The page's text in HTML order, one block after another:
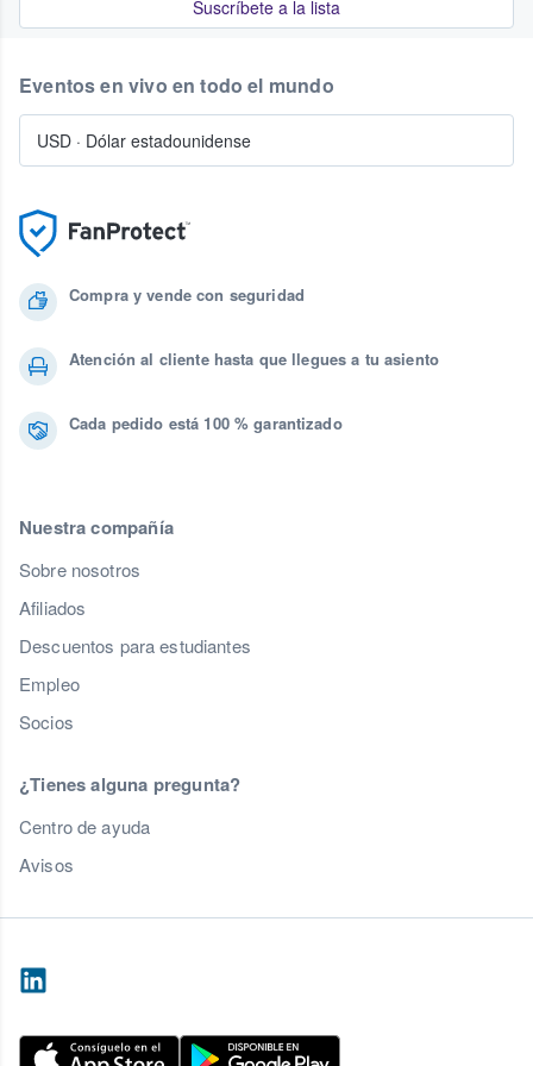
Suscríbete a la lista
Compra y vende con seguridad
Atención al cliente hasta que llegues a tu asiento
Cada pedido está 100 % garantizado
Nuestra compañía
Sobre nosotros
Afiliados
Descuentos para estudiantes
Empleo
Socios
¿Tienes alguna pregunta?
Centro de ayuda
Avisos
Eventos en vivo en todo el mundo
USD · Dólar estadounidense